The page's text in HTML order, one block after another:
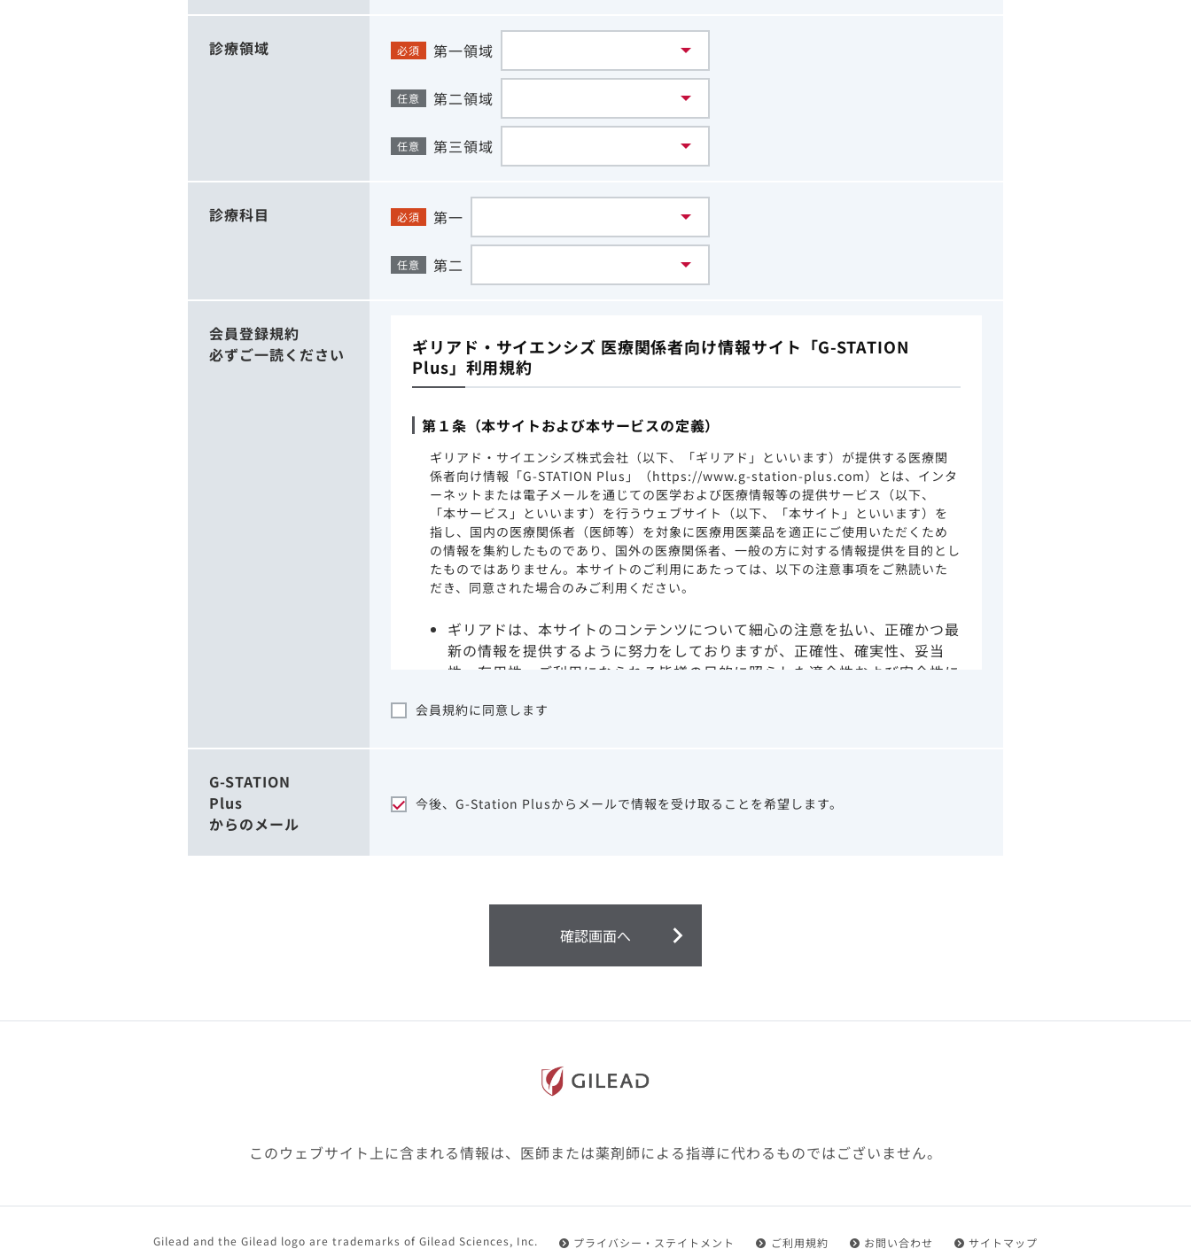
診療領域 必須 第一領域
任意 第二領域
任意 第三領域
診療科目 必須 第一
任意 第二
会員登録規約
必ずご一読ください
ギリアド・サイエンシズ 医療関係者向け情報サイト「G-STATION
Plus」利用規約
第１条（本サイトおよび本サービスの定義）
ギリアド・サイエンシズ株式会社（以下、「ギリアド」といいます）が提供する医療関
係者向け情報「G-STATION Plus」（https://www.g-station-plus.com）とは、インタ
ーネットまたは電子メールを通じての医学および医療情報等の提供サービス（以下、
「本サービス」といいます）を行うウェブサイト（以下、「本サイト」といいます）を
指し、国内の医療関係者（医師等）を対象に医療用医薬品を適正にご使用いただくため
の情報を集約したものであり、国外の医療関係者、一般の方に対する情報提供を目的とし
たものではありません。本サイトのご利用にあたっては、以下の注意事項をご熟読いた
だき、同意された場合のみご利用ください。
ギリアドは、本サイトのコンテンツについて細心の注意を払い、正確かつ最
新の情報を提供するように努力をしておりますが、正確性、確実性、妥当
性、有用性、ご利用になられる皆様の目的に照らした適合性および安全性に
サイトを利用することまたは利用できなかったことより生じる損害について
本サイト内の情報は、医師その他医療関係者が行なうべきアドバイスやサー
第２条（会員）
1.会員とは、医療関係者の方で、本サービスの利用規約（以下、「本規約」といいます）
4.会員は、設置した機器がギリアドの示す利用環境に適合していない場合や自らの機器の
設定により本サービスの利用ができない場合があることを予め了承するものとします。ま
5.会員は、登録した会員情報に変更が生じた場合には、その都度速やかに本サイト内に設
会員規約に同意します
G-STATION
Plus
からのメール
今後、G-Station Plusからメールで情報を受け取ることを希望します。
確認画面へ
このウェブサイト上に含まれる情報は、医師または薬剤師による指導に代わるものではございません。
Gilead and the Gilead logo are trademarks of Gilead Sciences, Inc. プライバシー・ステイトメント ご利用規約 お問い合わせ サイトマップ